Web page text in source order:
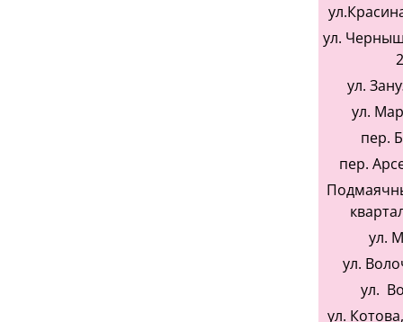
ул.
ул.
ул.
пер.
пер.
ул.
ул.
ул.
ул.